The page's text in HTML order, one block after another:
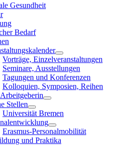
Gesundheit
Bedarf
Vorträge, Einzelveranstaltungen
Seminare, Ausstellungen
Tagungen und Konferenzen
Kolloquien, Symposien, Reihen
Stellen
Universität Bremen
Erasmus-Personalmobilität
und Praktika